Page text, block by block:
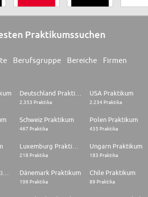
Praktikumssuchen
Berufsgruppe Bereiche Firmen
2.353 Praktika
USA Praktikum
2.234 Praktika
Schweiz Praktikum
467 Praktika
Polen Praktikum
435 Praktika
218 Praktika
Ungarn Praktikum
183 Praktika
Dänemark Praktikum
106 Praktika
Chile Praktikum
89 Praktika